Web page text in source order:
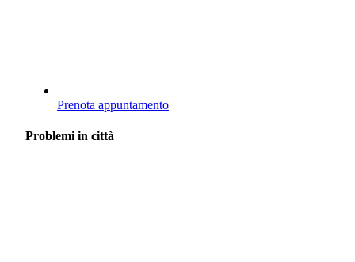
Prenota appuntamento
Problemi in città